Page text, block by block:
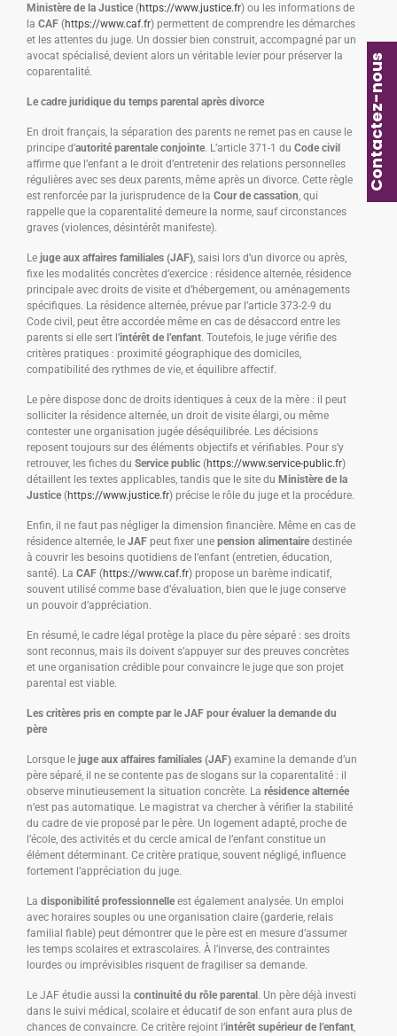
Contactez-nous
Ministère de la Justice (https://www.justice.fr) ou les informations de
la CAF (https://www.caf.fr) permettent de comprendre les démarches
et les attentes du juge. Un dossier bien construit, accompagné par un
avocat spécialisé, devient alors un véritable levier pour préserver la
coparentalité.
Le cadre juridique du temps parental après divorce
En droit français, la séparation des parents ne remet pas en cause le
principe d’autorité parentale conjointe. L’article 371-1 du Code civil
affirme que l’enfant a le droit d’entretenir des relations personnelles
régulières avec ses deux parents, même après un divorce. Cette règle
est renforcée par la jurisprudence de la Cour de cassation, qui
rappelle que la coparentalité demeure la norme, sauf circonstances
graves (violences, désintérêt manifeste).
Le juge aux affaires familiales (JAF), saisi lors d’un divorce ou après,
fixe les modalités concrètes d’exercice : résidence alternée, résidence
principale avec droits de visite et d’hébergement, ou aménagements
spécifiques. La résidence alternée, prévue par l’article 373-2-9 du
Code civil, peut être accordée même en cas de désaccord entre les
parents si elle sert l’intérêt de l’enfant. Toutefois, le juge vérifie des
critères pratiques : proximité géographique des domiciles,
compatibilité des rythmes de vie, et équilibre affectif.
Le père dispose donc de droits identiques à ceux de la mère : il peut
solliciter la résidence alternée, un droit de visite élargi, ou même
contester une organisation jugée déséquilibrée. Les décisions
reposent toujours sur des éléments objectifs et vérifiables. Pour s’y
retrouver, les fiches du Service public (https://www.service-public.fr)
détaillent les textes applicables, tandis que le site du Ministère de la
Justice (https://www.justice.fr) précise le rôle du juge et la procédure.
Enfin, il ne faut pas négliger la dimension financière. Même en cas de
résidence alternée, le JAF peut fixer une pension alimentaire destinée
à couvrir les besoins quotidiens de l’enfant (entretien, éducation,
santé). La CAF (https://www.caf.fr) propose un barème indicatif,
souvent utilisé comme base d’évaluation, bien que le juge conserve
un pouvoir d’appréciation.
En résumé, le cadre légal protège la place du père séparé : ses droits
sont reconnus, mais ils doivent s’appuyer sur des preuves concrètes
et une organisation crédible pour convaincre le juge que son projet
parental est viable.
Les critères pris en compte par le JAF pour évaluer la demande du
père
Lorsque le juge aux affaires familiales (JAF) examine la demande d’un
père séparé, il ne se contente pas de slogans sur la coparentalité : il
observe minutieusement la situation concrète. La résidence alternée
n’est pas automatique. Le magistrat va chercher à vérifier la stabilité
du cadre de vie proposé par le père. Un logement adapté, proche de
l’école, des activités et du cercle amical de l’enfant constitue un
élément déterminant. Ce critère pratique, souvent négligé, influence
fortement l’appréciation du juge.
La disponibilité professionnelle est également analysée. Un emploi
avec horaires souples ou une organisation claire (garderie, relais
familial fiable) peut démontrer que le père est en mesure d’assumer
les temps scolaires et extrascolaires. À l’inverse, des contraintes
lourdes ou imprévisibles risquent de fragiliser sa demande.
Le JAF étudie aussi la continuité du rôle parental . Un père déjà investi
dans le suivi médical, scolaire et éducatif de son enfant aura plus de
chances de convaincre. Ce critère rejoint l’intérêt supérieur de l’enfant,